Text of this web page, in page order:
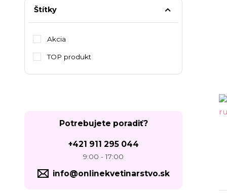
Štítky
Akcia
TOP produkt
Potrebujete poradiť?
+421 911 295 044
9:00 - 17:00
info@onlinekvetinarstvo.sk